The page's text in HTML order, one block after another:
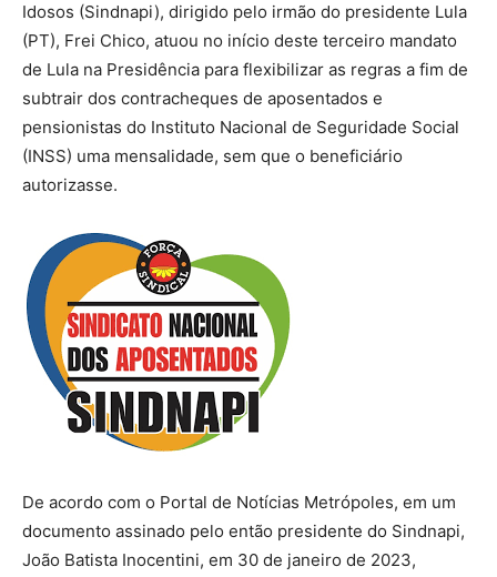
Idosos (Sindnapi), dirigido pelo irmão do presidente Lula
(PT), Frei Chico, atuou no início deste terceiro mandato
de Lula na Presidência para flexibilizar as regras a fim de
subtrair dos contracheques de aposentados e
pensionistas do Instituto Nacional de Seguridade Social
(INSS) uma mensalidade, sem que o beneficiário
autorizasse.
De acordo com o Portal de Notícias Metrópoles, em um
documento assinado pelo então presidente do Sindnapi,
João Batista Inocentini, em 30 de janeiro de 2023,